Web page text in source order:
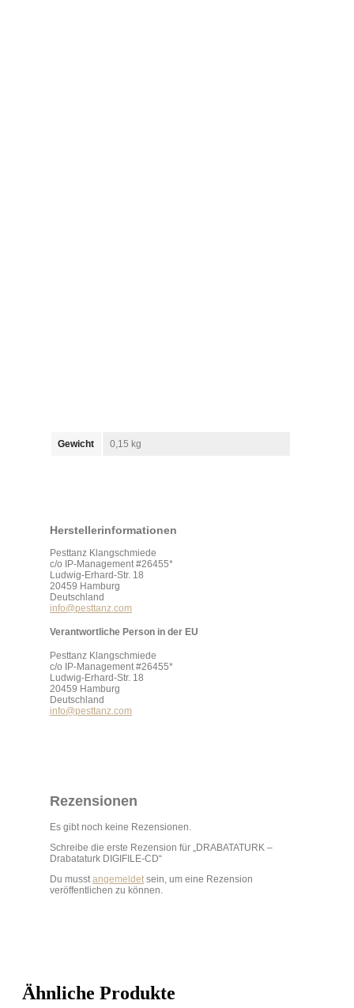
Gewicht 0,15 kg
Herstellerinformationen
Pesttanz Klangschmiede
c/o IP-Management #26455*
Ludwig-Erhard-Str. 18
20459 Hamburg
Deutschland
info@pesttanz.com
Verantwortliche Person in der EU
Pesttanz Klangschmiede
c/o IP-Management #26455*
Ludwig-Erhard-Str. 18
20459 Hamburg
Deutschland
info@pesttanz.com
Rezensionen
Es gibt noch keine Rezensionen.
Schreibe die erste Rezension für „DRABATATURK –
Drabataturk DIGIFILE-CD“
Du musstangemeldetsein, um eine Rezension
veröffentlichen zu können.
Ähnliche Produkte